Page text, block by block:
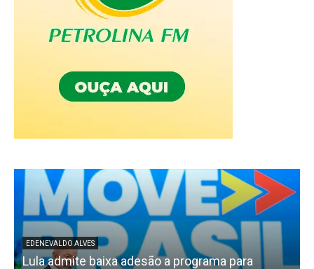
EDENEVALDO ALVES
Lula admite baixa adesão a programa para